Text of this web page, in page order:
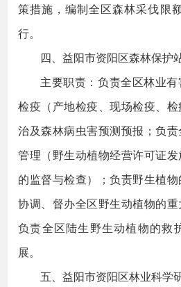
策措施，编制全区森林采伐限
行。
四、益阳市资阳区森林保护
主要职责：负责全区林业
检疫（产地检疫、现场检疫、
治及森林病虫害预测预报；负
管理（野生动植物经营许可证
的监督与检查）；负责野生植物
协调、督办全区野生动植物的重
负责全区陆生野生动植物的救
展。
五、益阳市资阳区林业科学